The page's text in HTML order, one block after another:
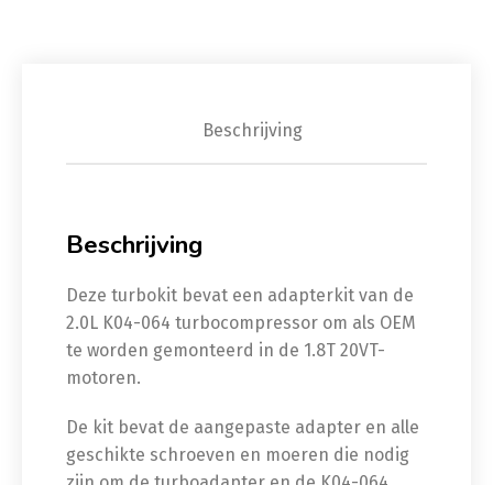
Beschrijving
Beschrijving
Deze turbokit bevat een adapterkit van de
2.0L K04-064 turbocompressor om als OEM
te worden gemonteerd in de 1.8T 20VT-
motoren.
De kit bevat de aangepaste adapter en alle
geschikte schroeven en moeren die nodig